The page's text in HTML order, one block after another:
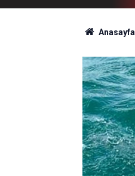
Anasayfa